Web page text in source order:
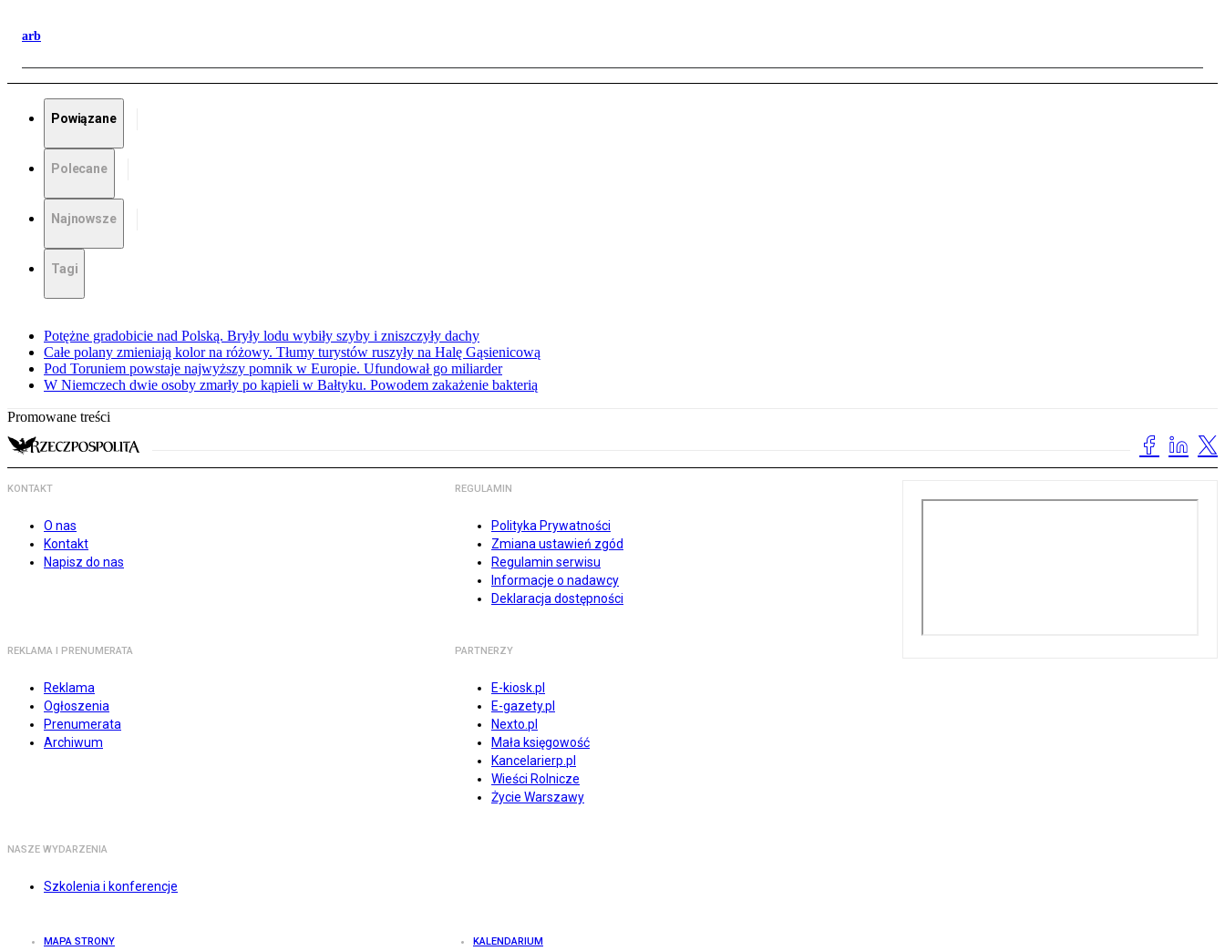
arb
Powiązane
Polecane
Najnowsze
Tagi
Potężne gradobicie nad Polską. Bryły lodu wybiły szyby i zniszczyły dachy
Całe polany zmieniają kolor na różowy. Tłumy turystów ruszyły na Halę Gąsienicową
Pod Toruniem powstaje najwyższy pomnik w Europie. Ufundował go miliarder
W Niemczech dwie osoby zmarły po kąpieli w Bałtyku. Powodem zakażenie bakterią
Promowane treści
KONTAKT
O nas
Kontakt
Napisz do nas
REGULAMIN
Polityka Prywatności
Zmiana ustawień zgód
Regulamin serwisu
Informacje o nadawcy
Deklaracja dostępności
REKLAMA I PRENUMERATA
Reklama
Ogłoszenia
Prenumerata
Archiwum
PARTNERZY
E-kiosk.pl
E-gazety.pl
Nexto.pl
Mała księgowość
Kancelarierp.pl
Wieści Rolnicze
Życie Warszawy
NASZE WYDARZENIA
Szkolenia i konferencje
MAPA STRONY KALENDARIUM